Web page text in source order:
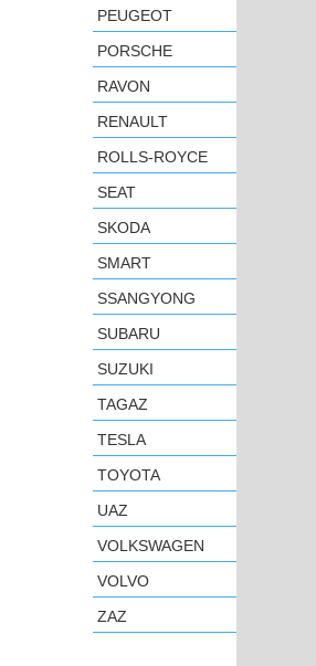
PEUGEOT
PORSCHE
RAVON
RENAULT
ROLLS-ROYCE
SEAT
SKODA
SMART
SSANGYONG
SUBARU
SUZUKI
TAGAZ
TESLA
TOYOTA
UAZ
VOLKSWAGEN
VOLVO
ZAZ